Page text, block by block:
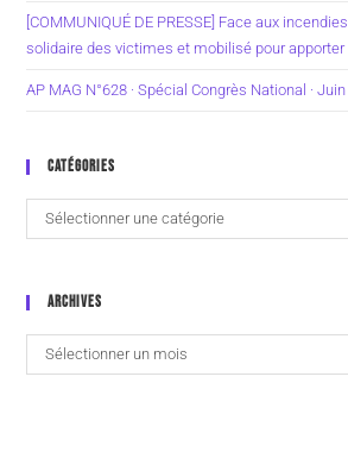
[COMMUNIQUÉ DE PRESSE] Face aux
solidaire des victimes et mobilisé pour
AP MAG N°628 · Spécial Congrès National ·
CATÉGORIES
Sélectionner une catégorie
ARCHIVES
Sélectionner un mois